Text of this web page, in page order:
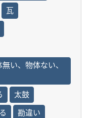
瓦
い、物体ない、
太鼓
勘違い